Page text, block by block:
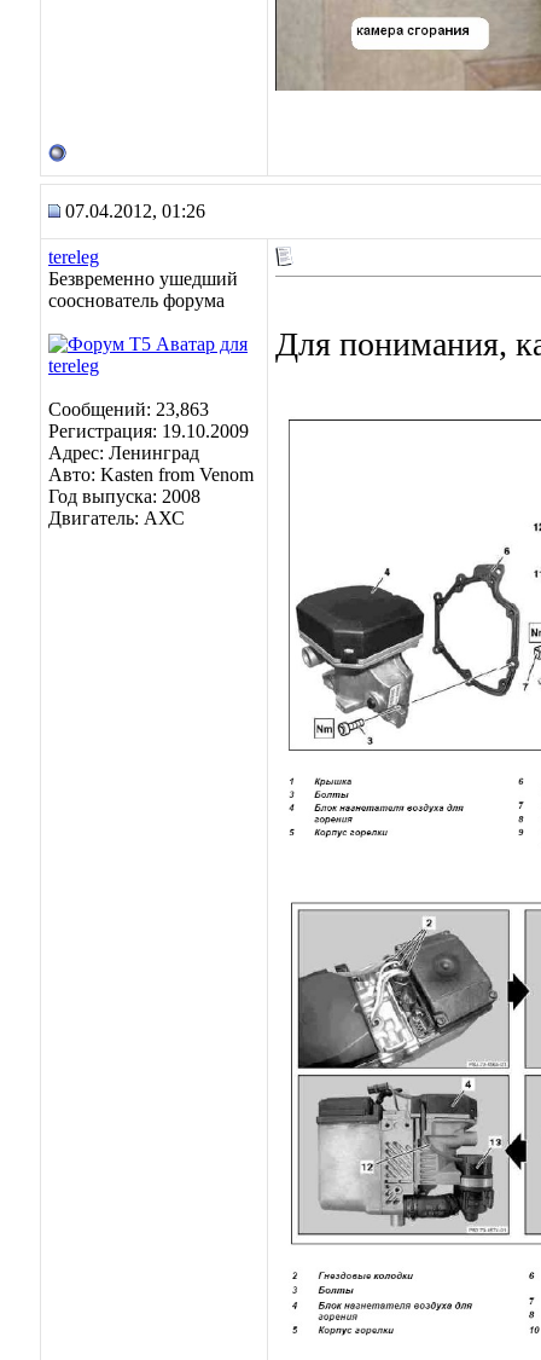
07.04.2012, 01:26
tereleg
Безвременно ушедший
сооснователь форума
Сообщений: 23,863
Регистрация: 19.10.2009
Адрес: Ленинград
Авто: Kasten from Venom
Год выпуска: 2008
Двигатель: АХС
Для понимания,